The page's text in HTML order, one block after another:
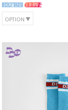
OPTION